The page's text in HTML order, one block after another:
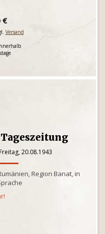
€
Versand
20.08.1943
Region Banat, in